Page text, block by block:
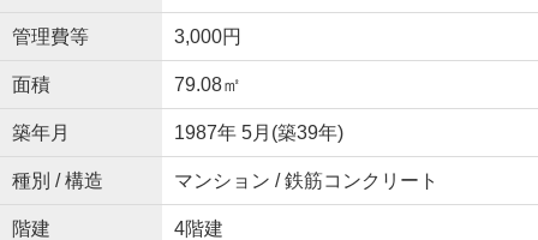
管理費等 3,000円
面積 79.08㎡
築年月 1987年 5月(築39年)
種別 / 構造 マンション / 鉄筋コンクリート
階建 4階建